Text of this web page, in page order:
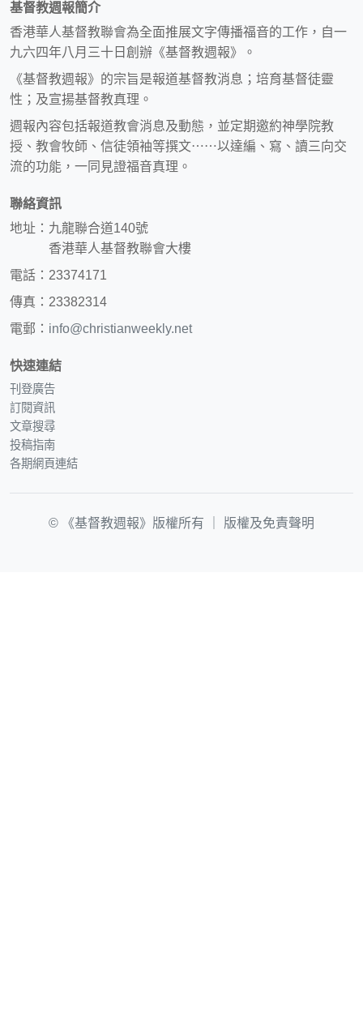
基督教週報簡介
香港華人基督教聯會為全面推展文字傳播福音的工作，自一
九六四年八月三十日創辦《基督教週報》。
《基督教週報》的宗旨是報道基督教消息；培育基督徒靈
性；及宣揚基督教真理。
週報內容包括報道教會消息及動態，並定期邀約神學院教
授、教會牧師、信徒領袖等撰文⋯⋯以達編、寫、讀三向交
流的功能，一同見證福音真理。
聯絡資訊
地址：九龍聯合道140號
香港華人基督教聯會大樓
電話：23374171
傳真：23382314
電郵： info@christianweekly.net
快速連結
刊登廣告
訂閱資訊
文章搜尋
投稿指南
各期網頁連結
© 《基督教週報》版權所有 ｜ 版權及免責聲明